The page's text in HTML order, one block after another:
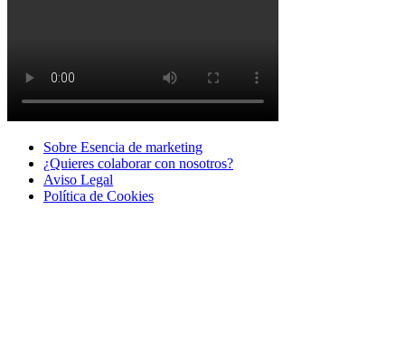
Sobre Esencia de marketing
¿Quieres colaborar con nosotros?
Aviso Legal
Polí­tica de Cookies